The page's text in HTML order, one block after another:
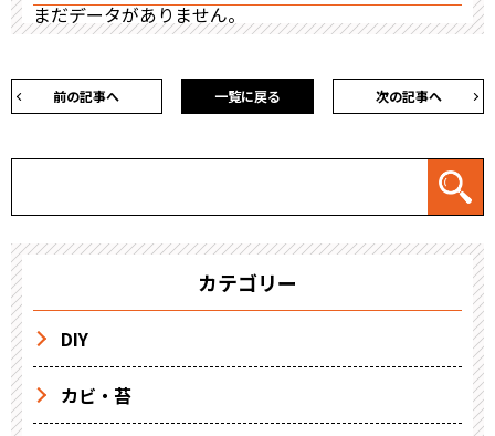
まだデータがありません。
前の記事へ 次の記事へ
一覧に戻る
カテゴリー
DIY
カビ・苔